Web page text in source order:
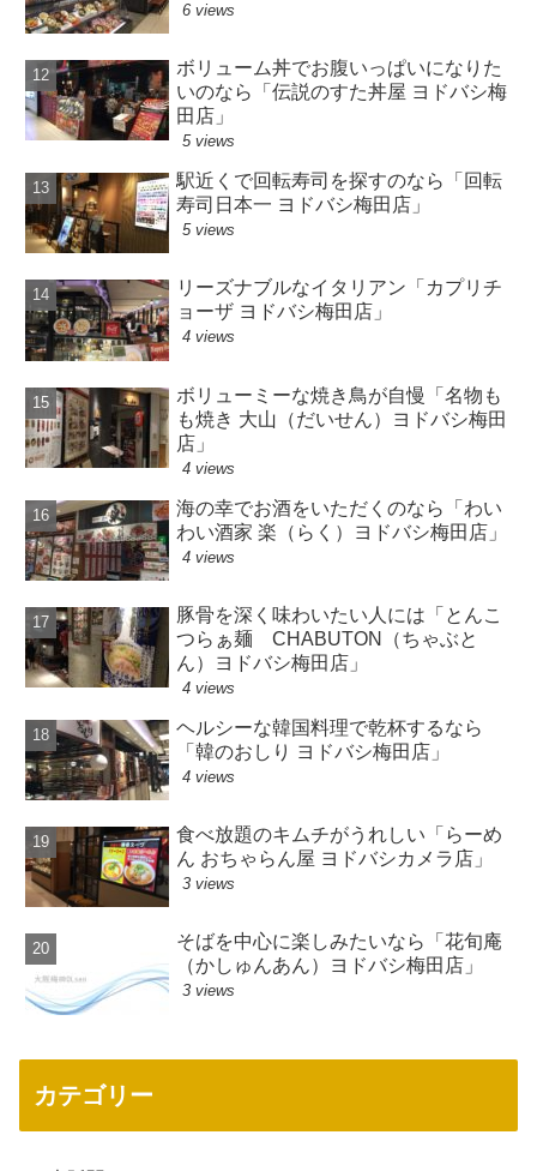
6 views
ボリューム丼でお腹いっぱいになりた
いのなら「伝説のすた丼屋 ヨドバシ梅
田店」
5 views
駅近くで回転寿司を探すのなら「回転
寿司日本一 ヨドバシ梅田店」
5 views
リーズナブルなイタリアン「カプリチ
ョーザ ヨドバシ梅田店」
4 views
ボリューミーな焼き鳥が自慢「名物も
も焼き 大山（だいせん）ヨドバシ梅田
店」
4 views
海の幸でお酒をいただくのなら「わい
わい酒家 楽（らく）ヨドバシ梅田店」
4 views
豚骨を深く味わいたい人には「とんこ
つらぁ麺 CHABUTON（ちゃぶと
ん）ヨドバシ梅田店」
4 views
ヘルシーな韓国料理で乾杯するなら
「韓のおしり ヨドバシ梅田店」
4 views
食べ放題のキムチがうれしい「らーめ
ん おちゃらん屋 ヨドバシカメラ店」
3 views
そばを中心に楽しみたいなら「花旬庵
（かしゅんあん）ヨドバシ梅田店」
3 views
カテゴリー